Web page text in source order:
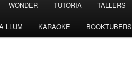
WONDER TUTORIA TALLERS
LLUM KARAOKE BOOKTUBERS